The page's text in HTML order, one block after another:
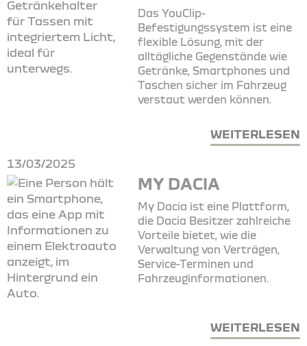
Das YouClip-
Befestigungssystem ist eine
flexible Lösung, mit der
alltägliche Gegenstände wie
Getränke, Smartphones und
Taschen sicher im Fahrzeug
verstaut werden können.
WEITERLESEN
13/03/2025
MY DACIA
My Dacia ist eine Plattform,
die Dacia Besitzer zahlreiche
Vorteile bietet, wie die
Verwaltung von Verträgen,
Service-Terminen und
Fahrzeuginformationen.
WEITERLESEN